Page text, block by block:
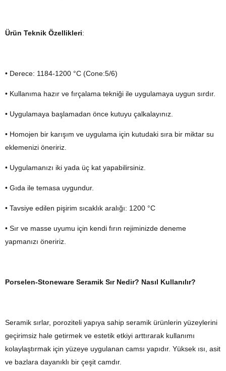
Ürün Teknik Özellikleri:
• Derece: 1184-1200 °C (Cone:5/6)
• Kullanıma hazır ve fırçalama tekniği ile uygulamaya uygun sırdır.
• Uygulamaya başlamadan önce kutuyu çalkalayınız.
• Homojen bir karışım ve uygulama için kutudaki sıra bir miktar su
eklemenizi öneririz.
• Uygulamanızı iki yada üç kat yapabilirsiniz.
• Gıda ile temasa uygundur.
• Tavsiye edilen pişirim sıcaklık aralığı: 1200 °C
• Sır ve masse uyumu için kendi fırın rejiminizde deneme
yapmanızı öneririz.
Porselen-Stoneware Seramik Sır Nedir? Nasıl Kullanılır?
Seramik sırlar, poroziteli yapıya sahip seramik ürünlerin yüzeylerini
geçirimsiz hale getirmek ve estetik etkiyi arttırarak kullanımı
kolaylaştırmak için yüzeye uygulanan camsı yapıdır. Yüksek ısı, asit
ve bazlara dayanıklı bir çeşit camdır.